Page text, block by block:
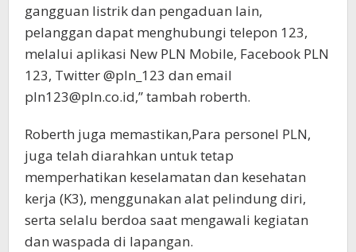
gangguan listrik dan pengaduan lain,
pelanggan dapat menghubungi telepon 123,
melalui aplikasi New PLN Mobile, Facebook PLN
123, Twitter @pln_123 dan email
pln123@pln.co.id,” tambah roberth.
Roberth juga memastikan,Para personel PLN, ​
juga​​​​​​ telah diarahkan untuk tetap
memperhatikan keselamatan dan kesehatan
kerja (K3), menggunakan alat pelindung diri,
serta selalu berdoa saat mengawali kegiatan
dan waspada di lapangan.